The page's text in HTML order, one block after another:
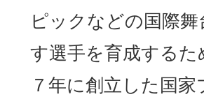
ピックなどの国際舞
す選手を育成するた
７年に創立した国家